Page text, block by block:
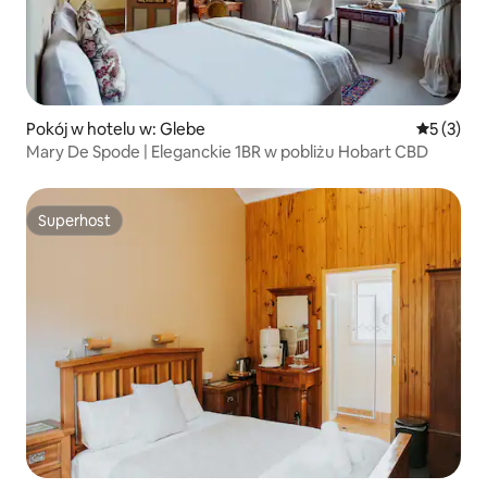
Pokój w hotelu w: Glebe Średnia
5 (3)
Mary De Spode | Eleganckie 1BR w pobliżu Hobart CBD
Superhost
Superhost